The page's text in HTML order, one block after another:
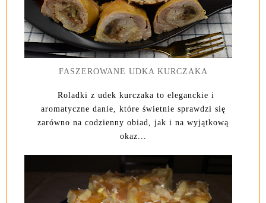
FASZEROWANE UDKA KURCZAKA
Roladki z udek kurczaka to eleganckie i
aromatyczne danie, które świetnie sprawdzi się
zarówno na codzienny obiad, jak i na wyjątkową
okaz...